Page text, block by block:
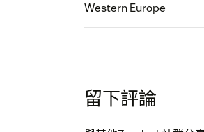
Western Europe
留下評論